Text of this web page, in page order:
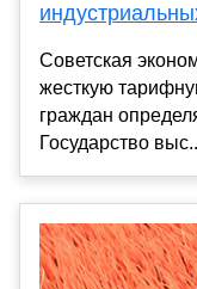
Советская
жесткую
граждан
Государство